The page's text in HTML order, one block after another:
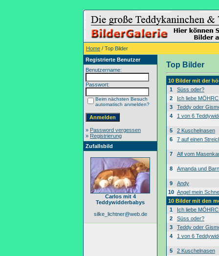
Home / Top Bilder
Registrierte Benutzer
Benutzername:
Passwort:
Beim nächsten Besuch
automatisch anmelden?
» Password vergessen
» Registrierung
Zufallsbild
Carlos mit 4
Teddywidderbabys
silke_lichtner@web.de
Top Bilder
10 Bilder mit der
1
Süss oder?
2
Ich liebe
3
Teddy oder
4
1 von 6
5
2 Kuschelnasen
6
7 auf einen
7 Alf vom
8 Amanda und
9
Andy
10 Angel mein
10 Bilder mit den
1
Ich liebe
2
Süss oder?
3
Teddy oder
4
1 von 6
5
2 Kuschelnasen